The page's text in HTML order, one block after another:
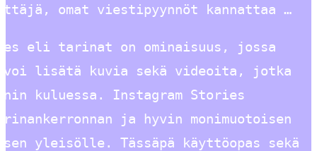
omat viestipyynnöt kannattaa …
eli tarinat on ominaisuus, jossa
voi lisätä kuvia sekä videoita, jotka
kuluessa. Instagram Stories
ja hyvin monimuotoisen
yleisölle. Tässäpä käyttöopas sekä